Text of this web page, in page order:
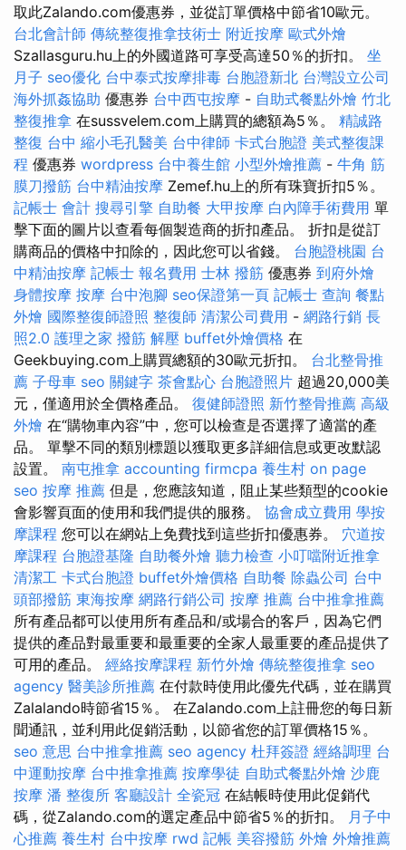
取此Zalando.com優惠券，並從訂單價格中節省10歐元。
台北會計師 傳統整復推拿技術士 附近按摩 歐式外燴
Szallasguru.hu上的外國道路可享受高達50％的折扣。 坐
月子 seo優化 台中泰式按摩排毒 台胞證新北 台灣設立公司
海外抓姦協助 優惠券 台中西屯按摩 - 自助式餐點外燴 竹北
整復推拿 在sussvelem.com上購買的總額為5％。 精誠路
整復 台中 縮小毛孔醫美 台中律師 卡式台胞證 美式整復課
程 優惠券 wordpress 台中養生館 小型外燴推薦 - 牛角 筋
膜刀撥筋 台中精油按摩 Zemef.hu上的所有珠寶折扣5％。
記帳士 會計 搜尋引擎 自助餐 大甲按摩 白內障手術費用 單
擊下面的圖片以查看每個製造商的折扣產品。 折扣是從訂
購商品的價格中扣除的，因此您可以省錢。 台胞證桃園 台
中精油按摩 記帳士 報名費用 士林 撥筋 優惠券 到府外燴
身體按摩 按摩 台中泡腳 seo保證第一頁 記帳士 查詢 餐點
外燴 國際整復師證照 整復師 清潔公司費用 - 網路行銷 長
照2.0 護理之家 撥筋 解壓 buffet外燴價格 在
Geekbuying.com上購買總額的30歐元折扣。 台北整骨推
薦 子母車 seo 關鍵字 茶會點心 台胞證照片 超過20,000美
元，僅適用於全價格產品。 復健師證照 新竹整骨推薦 高級
外燴 在“購物車內容”中，您可以檢查是否選擇了適當的產
品。 單擊不同的類別標題以獲取更多詳細信息或更改默認
設置。 南屯推拿 accounting firmcpa 養生村 on page
seo 按摩 推薦 但是，您應該知道，阻止某些類型的cookie
會影響頁面的使用和我們提供的服務。 協會成立費用 學按
摩課程 您可以在網站上免費找到這些折扣優惠券。 穴道按
摩課程 台胞證基隆 自助餐外燴 聽力檢查 小叮噹附近推拿
清潔工 卡式台胞證 buffet外燴價格 自助餐 除蟲公司 台中
頭部撥筋 東海按摩 網路行銷公司 按摩 推薦 台中推拿推薦
所有產品都可以使用所有產品和/或場合的客戶，因為它們
提供的產品對最重要和最重要的全家人最重要的產品提供了
可用的產品。 經絡按摩課程 新竹外燴 傳統整復推拿 seo
agency 醫美診所推薦 在付款時使用此優先代碼，並在購買
Zalalando時節省15％。 在Zalando.com上註冊您的每日新
聞通訊，並利用此促銷活動，以節省您的訂單價格15％。
seo 意思 台中推拿推薦 seo agency 杜拜簽證 經絡調理 台
中運動按摩 台中推拿推薦 按摩學徒 自助式餐點外燴 沙鹿
按摩 潘 整復所 客廳設計 全瓷冠 在結帳時使用此促銷代
碼，從Zalando.com的選定產品中節省5％的折扣。 月子中
心推薦 養生村 台中按摩 rwd 記帳 美容撥筋 外燴 外燴推薦